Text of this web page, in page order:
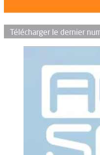
Télécharger le dernier